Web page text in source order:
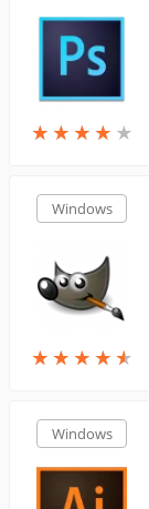
★ ★ ★ ★ ★
★ ★ ★ ★ ★
Windows
★ ★ ★ ★ ★
★ ★ ★ ★ ★
Windows